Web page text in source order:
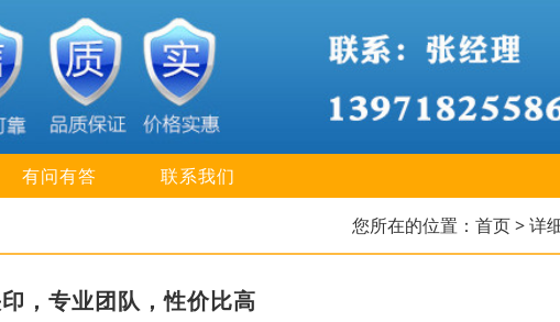
有问有答 联系我们
您所在的位置： 首页> 详
，专业团队，性价比高